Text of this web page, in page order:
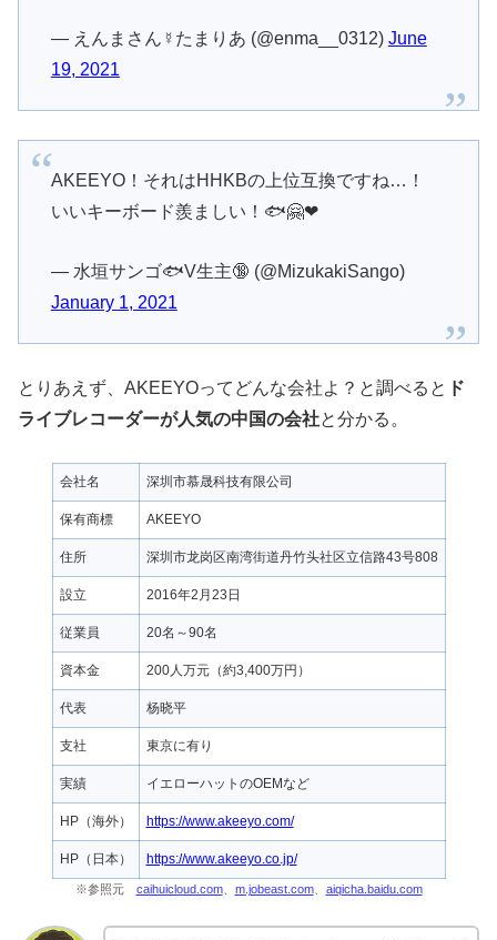
— えんまさん☿たまりあ (@enma__0312) June
19, 2021
AKEEYO！それはHHKBの上位互換ですね…！
いいキーボード羨ましい！🐟🤗❤
— 水垣サンゴ🐟V生主🔞 (@MizukakiSango)
January 1, 2021
とりあえず、AKEEYOってどんな会社よ？と調べると ド
ライブレコーダーが人気の中国の会社と分かる。
会社名 深圳市慕晟科技有限公司
保有商標 AKEEYO
住所 深圳市龙岗区南湾街道丹竹头社区立信路43号808
設立 2016年2月23日
従業員 20名～90名
資本金 200人万元（約3,400万円）
代表 杨晓平
支社 東京に有り
実績 イエローハットのOEMなど
HP（海外） https://www.akeeyo.com/
HP（日本） https://www.akeeyo.co.jp/
※参照元 caihuicloud.com、 m.jobeast.com、 aiqicha.baidu.com